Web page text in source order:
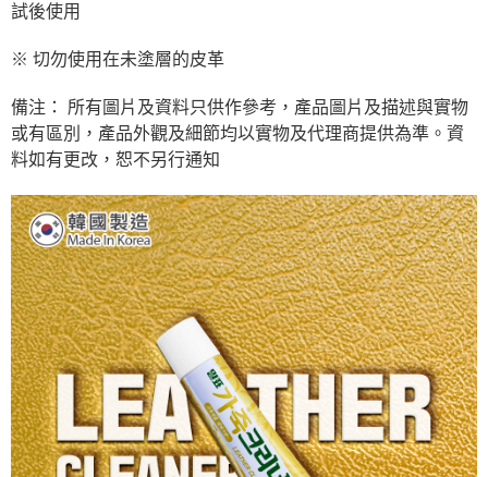
試後使用
※ 切勿使用在未塗層的皮革
備注： 所有圖片及資料只供作參考，產品圖片及描述與實物
或有區別，產品外觀及細節均以實物及代理商提供為準。資
料如有更改，恕不另行通知